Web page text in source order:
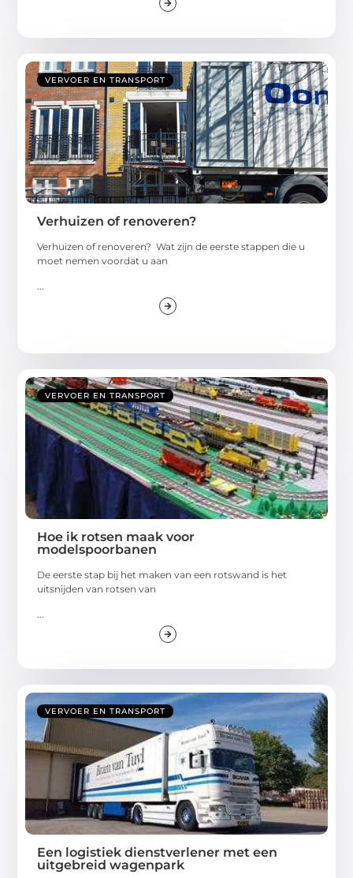
VERVOER EN TRANSPORT
Verhuizen of renoveren?
Verhuizen of renoveren? Wat zijn de eerste stappen die u
moet nemen voordat u aan
...
VERVOER EN TRANSPORT
Hoe ik rotsen maak voor
modelspoorbanen
De eerste stap bij het maken van een rotswand is het
uitsnijden van rotsen van
...
VERVOER EN TRANSPORT
Een logistiek dienstverlener met een
uitgebreid wagenpark